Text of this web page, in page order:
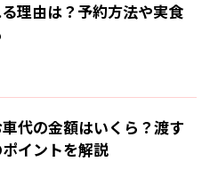
理由は？予約方法や実食
代の金額はいくら？渡す
イントを解説